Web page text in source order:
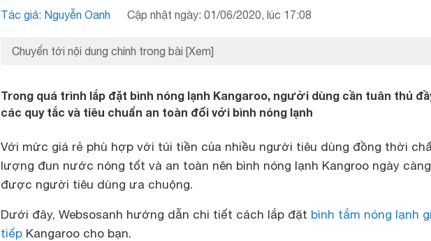
Tác giả: Nguyễn Oanh Cập nhật ngày: 01/06/2020, lúc 17:08
Chuyển tới nội dung chính trong bài [Xem]
Trong quá trình lắp đặt bình nóng lạnh Kangaroo, người dùng cần tuân thủ
các quy tắc và tiêu chuẩn an toàn đối với bình nóng lạnh
Với mức giá rẻ phù hợp với túi tiền của nhiều người tiêu dùng đồng thời
lượng đun nước nóng tốt và an toàn nên bình nóng lạnh Kangroo ngày càng
được người tiêu dùng ưa chuộng.
Dưới đây, Websosanh hướng dẫn chi tiết cách lắp đặt bình tắm nóng lạnh
tiếp Kangaroo cho bạn.